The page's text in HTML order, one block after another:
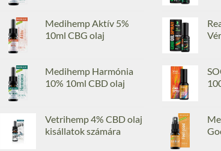
Medihemp Aktív 5%
10ml CBG olaj
Medihemp Harmónia
10% 10ml CBD olaj
Vetrihemp 4% CBD olaj
kisállatok számára